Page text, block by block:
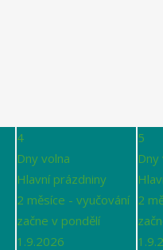
4
Dny volna
Hlavní prázdniny
2 měsíce - vyučování
začne v pondělí
1.9.2026
5
Dny
2